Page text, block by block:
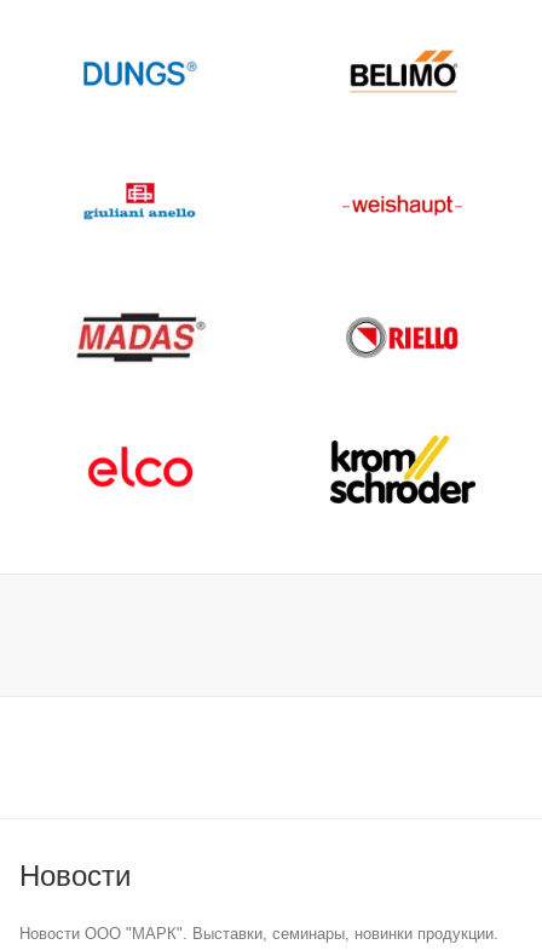
Новости
Новости ООО "МАРК". Выставки, семинары, новинки продукции.